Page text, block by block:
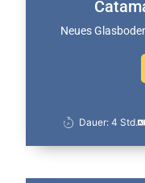
Neues
Dauer: 4 Std.